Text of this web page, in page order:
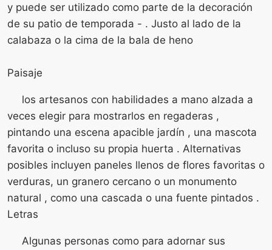
y puede ser utilizado como parte de la decoración
de su patio de temporada - . Justo al lado de la
calabaza o la cima de la bala de heno
Paisaje
los artesanos con habilidades a mano alzada a
veces elegir para mostrarlos en regaderas ,
pintando una escena apacible jardín , una mascota
favorita o incluso su propia huerta . Alternativas
posibles incluyen paneles llenos de flores favoritas o
verduras, un granero cercano o un monumento
natural , como una cascada o una fuente pintados .
Letras
Algunas personas como para adornar sus